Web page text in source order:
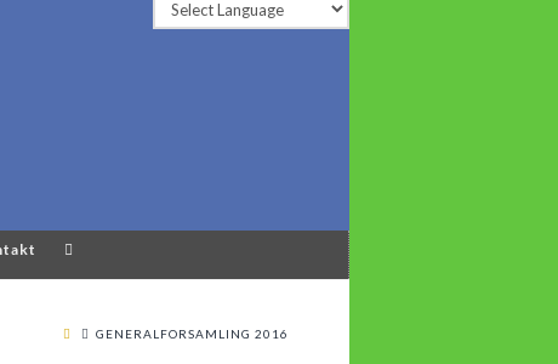
GENERALFORSAMLING 2016